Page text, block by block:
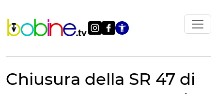
contenuto
Apri le
Chiusura della SR 47 di